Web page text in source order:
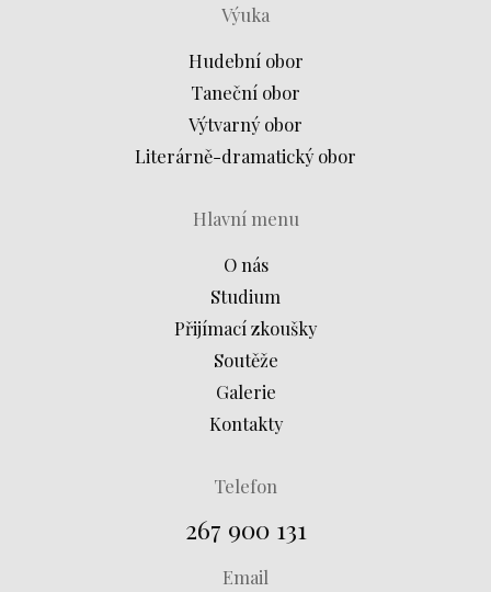
Výuka
Hudební obor
Taneční obor
Výtvarný obor
Literárně-dramatický obor
Hlavní menu
O nás
Studium
Přijímací zkoušky
Soutěže
Galerie
Kontakty
Telefon
267 900 131
Email